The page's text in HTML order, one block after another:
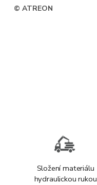
© ATREON
Složení materiálu
hydraulickou rukou